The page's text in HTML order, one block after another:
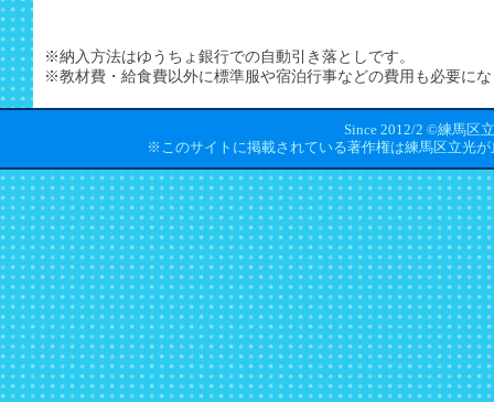
※納入方法はゆうちょ銀行での自動引き落としです。
※教材費・給食費以外に標準服や宿泊行事などの費用も必要に
Since 2012/2 ©練馬区
※このサイトに掲載されている著作権は練馬区立光